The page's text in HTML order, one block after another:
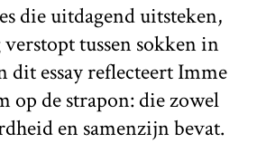
die uitdagend uitsteken,
tussen sokken in
dit essay reflecteert Imme
op de strapon: die zowel
en samenzijn bevat.